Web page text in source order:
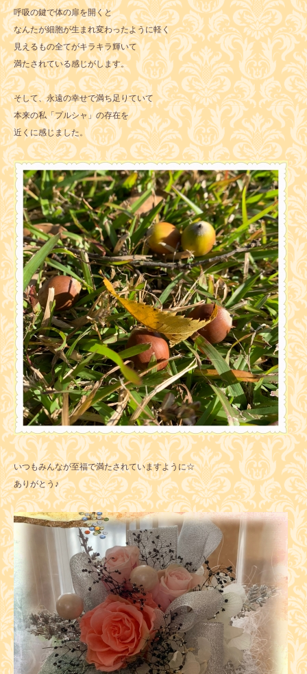
呼吸の鍵で体の扉を開くと
なんたが細胞が生まれ変わったように軽く
見えるもの全てがキラキラ輝いて
満たされている感じがします。
そして、永遠の幸せで満ち足りていて
本来の私「プルシャ」の存在を
近くに感じました。
いつもみんなが至福で満たされていますように☆
ありがとう♪